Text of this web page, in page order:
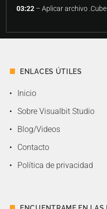
03:22 – Aplicar archivo
ENLACES ÚTILES
Inicio
Sobre Visualbit Studio
Blog/Videos
Contacto
Política de privacidad